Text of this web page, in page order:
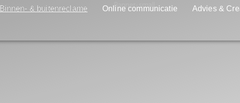
Binnen- & buitenreclame Online communicatie Advies &